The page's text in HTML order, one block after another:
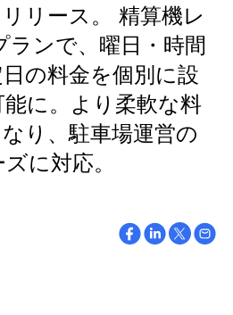
リース。 精算機レ
ランで、曜日・時間
の料金を個別に設
に。より柔軟な料
り、駐車場運営の
に対応。